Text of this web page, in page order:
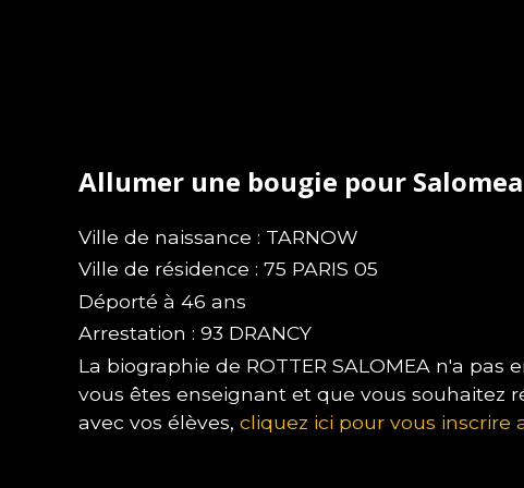
Allumer une bougie pour Salomea
Ville de naissance : TARNOW
Ville de résidence : 75 PARIS 05
Déporté à 46 ans
Arrestation : 93 DRANCY
La biographie de ROTTER SALOMEA n'a pas
vous êtes enseignant et que vous souhaitez
avec vos élèves, cliquez ici pour vous inscrire